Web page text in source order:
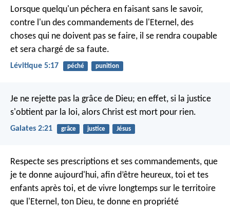
Lorsque quelqu'un péchera en faisant sans le savoir,
contre l'un des commandements de l'Eternel, des
choses qui ne doivent pas se faire, il se rendra coupable
et sera chargé de sa faute.
Lévitique 5:17 péché punition
Je ne rejette pas la grâce de Dieu; en effet, si la justice
s'obtient par la loi, alors Christ est mort pour rien.
Galates 2:21 grâce justice Jésus
Respecte ses prescriptions et ses commandements, que
je te donne aujourd'hui, afin d’être heureux, toi et tes
enfants après toi, et de vivre longtemps sur le territoire
que l'Eternel, ton Dieu, te donne en propriété